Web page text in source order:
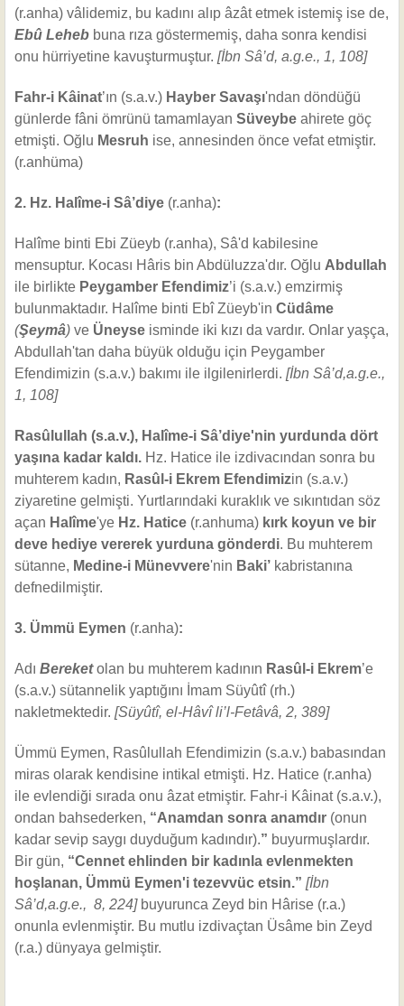
(r.anha) vâlidemiz, bu kadını alıp âzât etmek istemiş ise de,
Ebû Leheb buna rıza göstermemiş, daha sonra kendisi
onu hürriyetine kavuşturmuştur. [İbn Sâ’d, a.g.e., 1, 108]
Fahr-i Kâinat’ın (s.a.v.) Hayber Savaşı'ndan döndüğü
günlerde fâni ömrünü tamamlayan Süveybe ahirete göç
etmişti. Oğlu Mesruh ise, annesinden önce vefat etmiştir.
(r.anhüma)
2. Hz. Halîme-i Sâ’diye (r.anha):
Halîme binti Ebi Züeyb (r.anha), Sâ'd kabilesine
mensuptur. Kocası Hâris bin Abdüluzza'dır. Oğlu Abdullah
ile birlikte Peygamber Efendimiz’i (s.a.v.) emzirmiş
bulunmaktadır. Halîme binti Ebî Züeyb'in Cüdâme
(Şeymâ) ve Üneyse isminde iki kızı da vardır. Onlar yaşça,
Abdullah'tan daha büyük olduğu için Peygamber
Efendimizin (s.a.v.) bakımı ile ilgilenirlerdi. [İbn Sâ’d,a.g.e.,
1, 108]
Rasûlullah (s.a.v.), Halîme-i Sâ’diye'nin yurdunda dört
yaşına kadar kaldı. Hz. Hatice ile izdivacından sonra bu
muhterem kadın, Rasûl-i Ekrem Efendimizin (s.a.v.)
ziyaretine gelmişti. Yurtlarındaki kuraklık ve sıkıntıdan söz
açan Halîme'ye Hz. Hatice (r.anhuma) kırk koyun ve bir
deve hediye vererek yurduna gönderdi. Bu muhterem
sütanne, Medine-i Münevvere'nin Baki’ kabristanına
defnedilmiştir.
3. Ümmü Eymen (r.anha):
Adı Bereketolan bu muhterem kadının Rasûl-i Ekrem’e
(s.a.v.) sütannelik yaptığını İmam Süyûtî (rh.)
nakletmektedir. [Süyûtî, el-Hâvî li’l-Fetâvâ, 2, 389]
Ümmü Eymen, Rasûlullah Efendimizin (s.a.v.) babasından
miras olarak kendisine intikal etmişti. Hz. Hatice (r.anha)
ile evlendiği sırada onu âzat etmiştir. Fahr-i Kâinat (s.a.v.),
ondan bahsederken, “Anamdan sonra anamdır (onun
kadar sevip saygı duyduğum kadındır).” buyurmuşlardır.
Bir gün, “Cennet ehlinden bir kadınla evlenmekten
hoşlanan, Ümmü Eymen'i tezevvüc etsin.” [İbn
Sâ’d,a.g.e., 8, 224]buyurunca Zeyd bin Hârise (r.a.)
onunla evlenmiştir. Bu mutlu izdivaçtan Üsâme bin Zeyd
(r.a.) dünyaya gelmiştir.